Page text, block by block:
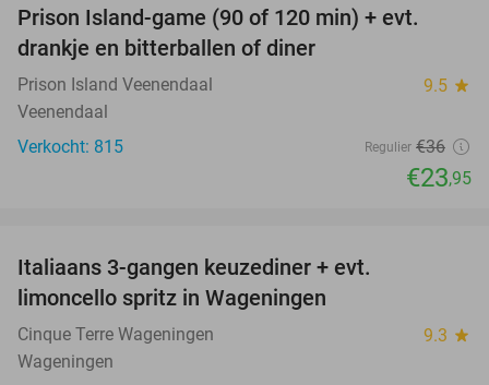
Prison Island-game (90 of 120 min) + evt.
drankje en bitterballen of diner
Prison Island Veenendaal 9.5 star
Veenendaal
Verkocht: 815
Regulier €36
€23,95
Italiaans 3-gangen keuzediner + evt.
limoncello spritz in Wageningen
Cinque Terre Wageningen 9.3 star
Wageningen